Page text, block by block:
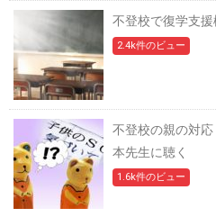
不登校で復学支
2.4k件のビュー
不登校の親の対
本先生に聴く
1.6k件のビュー